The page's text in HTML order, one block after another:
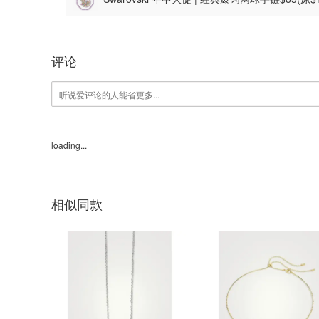
评论
loading...
相似同款